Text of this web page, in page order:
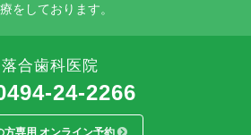
をしております。
落合歯科医院
24-2266
方専用 オンライン予約